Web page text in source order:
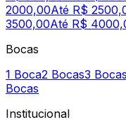
2000,00Até R$
3500,00Até R$
Bocas
1 Boca2 Bocas3 Bocas
Bocas
Institucional